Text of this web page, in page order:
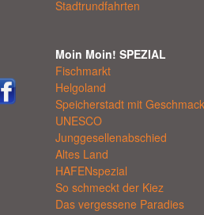
Stadtrundfahrten
Moin Moin! SPEZIAL
Fischmarkt
Helgoland
Speicherstadt mit Geschmack
UNESCO
Junggesellenabschied
Altes Land
HAFENspezial
So schmeckt der Kiez
Das vergessene Paradies